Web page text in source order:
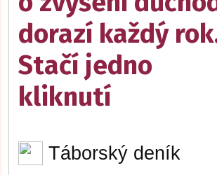
dorazí každý
Stačí jedno
kliknutí
Táborský deník